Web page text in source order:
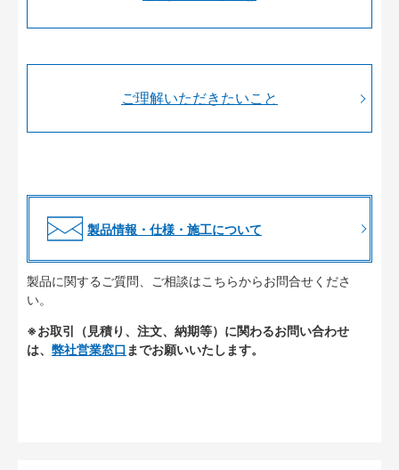
ご理解いただきたいこと
製品情報・仕様・施工について
製品に関するご質問、ご相談はこちらからお問合せくださ
い。
※お取引（見積り、注文、納期等）に関わるお問い合わせ
は、 弊社営業窓口 までお願いいたします。